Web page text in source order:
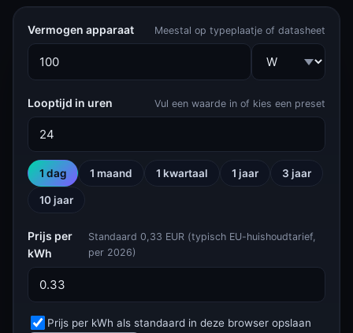
Vermogen apparaat Meestal op typeplaatje of datasheet
Looptijd in uren Vul een waarde in of kies een preset
1 dag 1 maand 1 kwartaal 1 jaar 3 jaar
10 jaar
Prijs per
kWh
Standaard 0,33 EUR (typisch EU-huishoudtarief,
per 2026)
Prijs per kWh als standaard in deze browser opslaan